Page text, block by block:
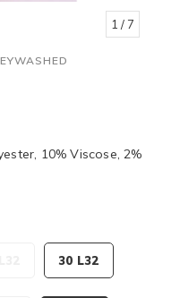
1 / 7
10% Viscose, 2%
30 L32